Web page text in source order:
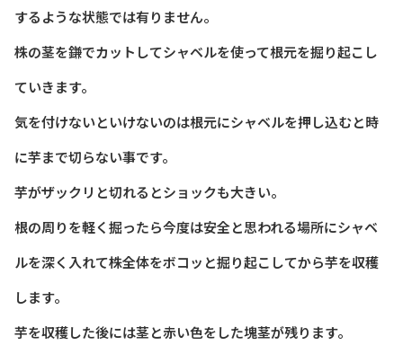
するような状態では有りません。
株の茎を鎌でカットしてシャベルを使って根元を掘り起こし
ていきます。
気を付けないといけないのは根元にシャベルを押し込むと時
に芋まで切らない事です。
芋がザックリと切れるとショックも大きい。
根の周りを軽く掘ったら今度は安全と思われる場所にシャベ
ルを深く入れて株全体をボコッと掘り起こしてから芋を収穫
します。
芋を収穫した後には茎と赤い色をした塊茎が残ります。